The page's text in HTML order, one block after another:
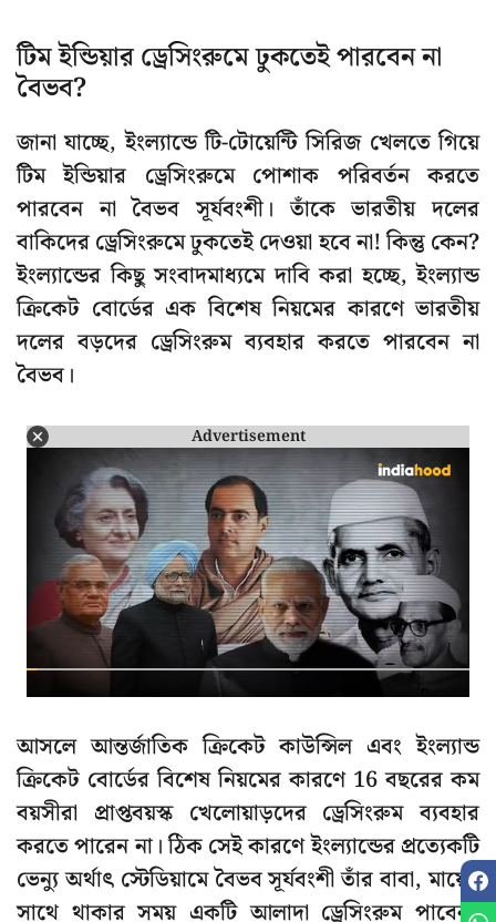
টিম ইন্ডিয়ার ড্রেসিংরুমে ঢুকতেই পারবেন না
বৈভব?
জানা যাচ্ছে, ইংল্যান্ডে টি-টোয়েন্টি সিরিজ খেলতে গিয়ে
টিম ইন্ডিয়ার ড্রেসিংরুমে পোশাক পরিবর্তন করতে
পারবেন না বৈভব সূর্যবংশী। তাঁকে ভারতীয় দলের
বাকিদের ড্রেসিংরুমে ঢুকতেই দেওয়া হবে না! কিন্তু কেন?
ইংল্যান্ডের কিছু সংবাদমাধ্যমে দাবি করা হচ্ছে, ইংল্যান্ড
ক্রিকেট বোর্ডের এক বিশেষ নিয়মের কারণে ভারতীয়
দলের বড়দের ড্রেসিংরুম ব্যবহার করতে পারবেন না
বৈভব।
Advertisement
আসলে আন্তর্জাতিক ক্রিকেট কাউন্সিল এবং ইংল্যান্ড
ক্রিকেট বোর্ডের বিশেষ নিয়মের কারণে 16 বছরের কম
বয়সীরা প্রাপ্তবয়স্ক খেলোয়াড়দের ড্রেসিংরুম ব্যবহার
করতে পারেন না। ঠিক সেই কারণে ইংল্যান্ডের প্রত্যেকটি
ভেন্যু অর্থাৎ স্টেডিয়ামে বৈভব সূর্যবংশী তাঁর বাবা, মায়ের
সাথে থাকার সময় একটি আলাদা ড্রেসিংরুম পাবেন।